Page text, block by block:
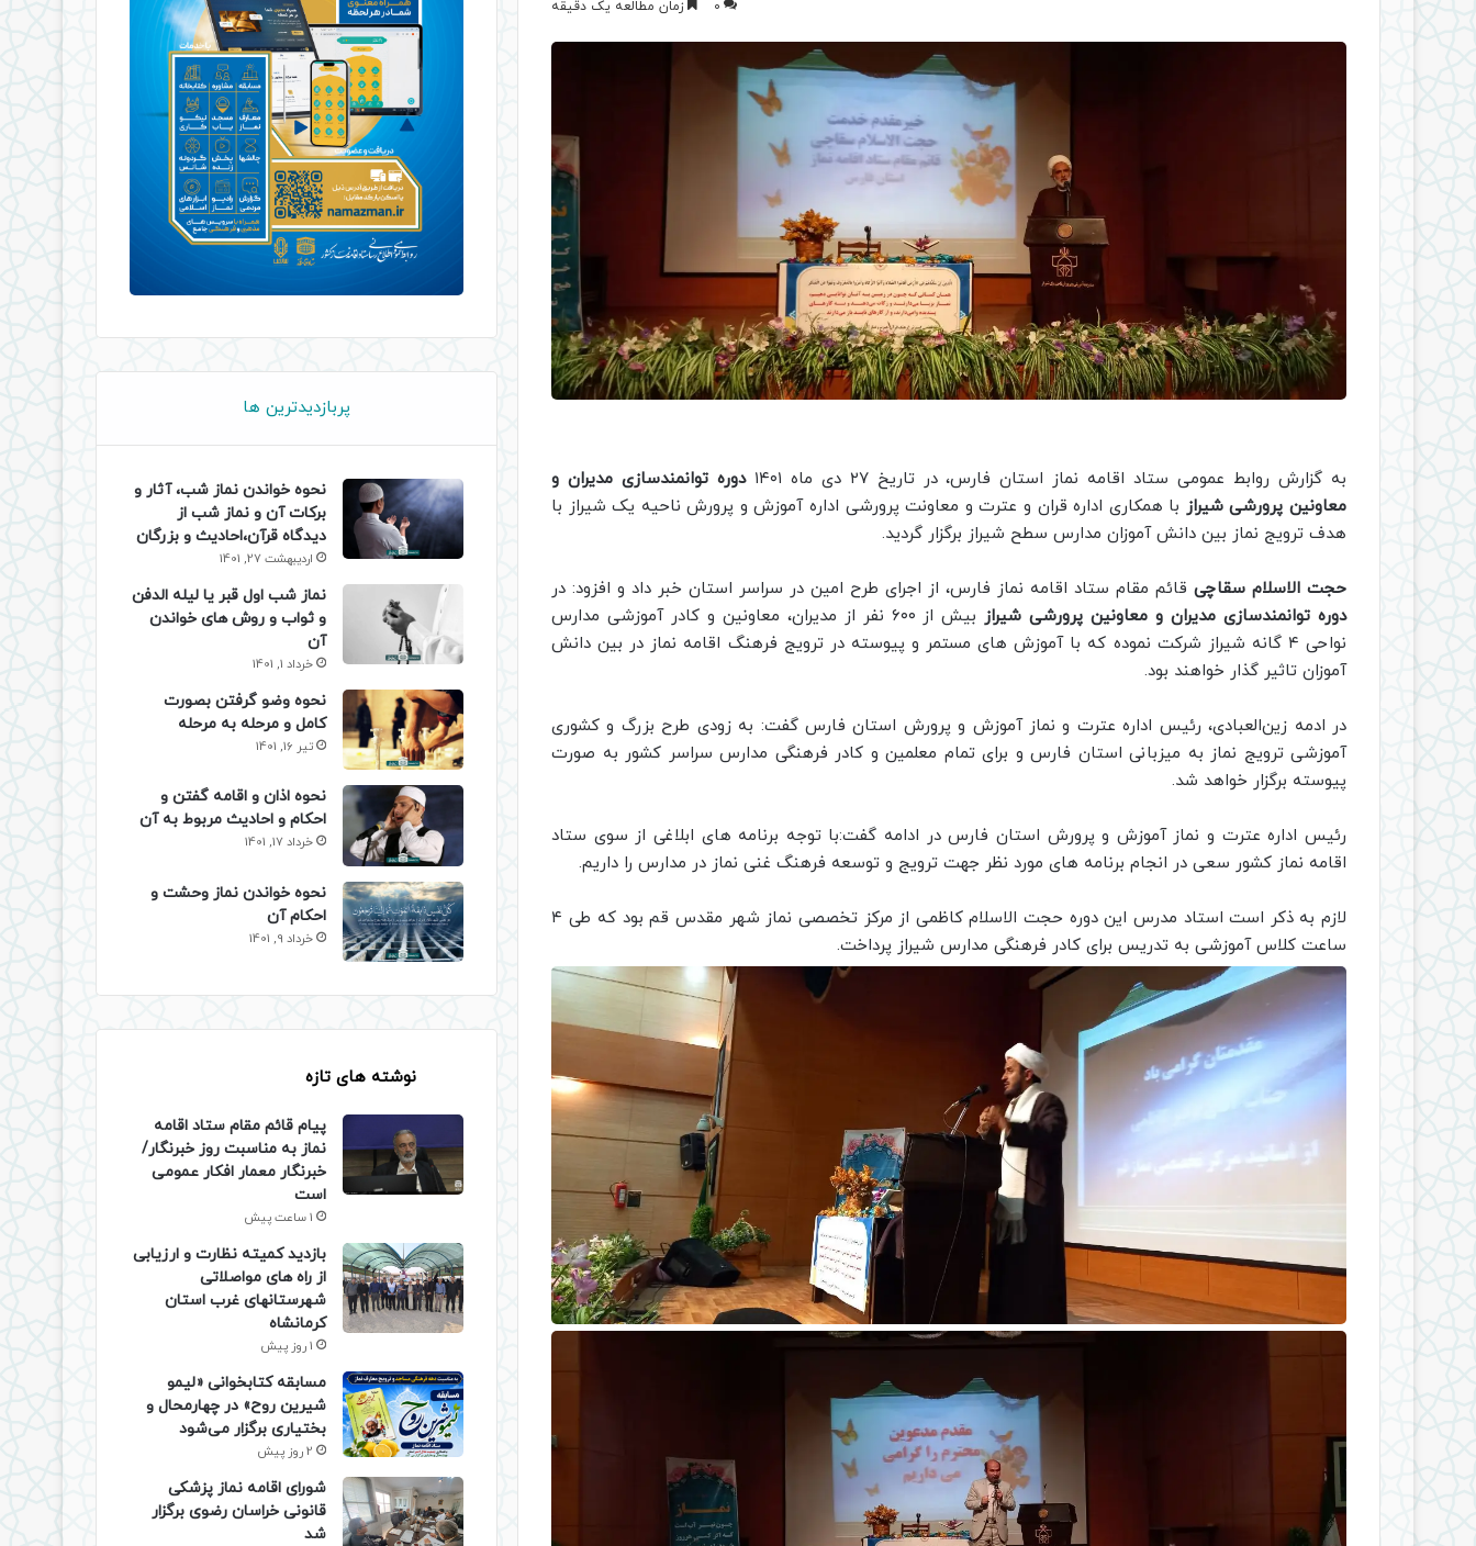
0 زمان مطالعه یک دقیقه
به گزارش روابط عمومی ستاد اقامه نماز استان فارس، در تاریخ ۲۷ دی ماه ۱۴۰۱
دوره توانمندسازی مدیران و
معاونین پرورشی شیراز با همکاری اداره قران و عترت و معاونت پرورشی اداره آموزش و پرورش ناحیه یک شیراز با
هدف ترویج نماز بین دانش آموزان مدارس سطح شیراز برگزار گردید.
حجت الاسلام سقاچی قائم مقام ستاد اقامه نماز فارس، از اجرای طرح امین در سراسر استان خبر داد و افزود: در
دوره توانمندسازی مدیران و معاونین پرورشی شیراز
بیش از ۶۰۰ نفر از مدیران، معاونین و کادر آموزشی مدارس
نواحی ۴ گانه شیراز شرکت نموده که با آموزش های مستمر و پیوسته در ترویج فرهنگ اقامه نماز در بین دانش
آموزان تاثیر گذار خواهند بود.
در ادمه زین‌العبادی، رئیس اداره‌ عترت‌ و‌ نماز‌ آموزش و پرورش استان‌ فارس‌ گفت: به‌ زودی‌ طرح‌ بزرگ و کشوری
آموزشی ترویج نماز به میزبانی استان فارس و برای تمام معلمین و کادر فرهنگی مدارس سراسر کشور به صورت
پیوسته برگزار خواهد شد.
رئیس اداره‌ عترت‌ و‌ نماز‌ آموزش و پرورش استان‌ فارس‌ در ادامه گفت:با توجه برنامه های ابلاغی از سوی ستاد
اقامه نماز کشور سعی در انجام برنامه های مورد نظر جهت ترویج و توسعه فرهنگ غنی نماز در مدارس را داریم.
لازم به ذکر است استاد‌ مدرس‌ این دوره حجت الاسلام کاظمی از مرکز تخصصی نماز شهر مقدس قم بود که طی ۴
ساعت کلاس آموزشی به تدریس برای کادر فرهنگی مدارس شیراز پرداخت.
پربازدیدترین ها
نحوه خواندن نماز شب، آثار و
برکات آن و نماز شب از
دیدگاه قرآن،احادیث و بزرگان
اردیبهشت 27, 1401
نماز شب اول قبر یا لیله الدفن
و ثواب و روش های خواندن
آن
خرداد 1, 1401
نحوه وضو گرفتن بصورت
کامل و مرحله به مرحله
تیر 16, 1401
نحوه اذان و اقامه گفتن و
احکام و احادیث مربوط به آن
خرداد 17, 1401
نحوه خواندن نماز وحشت و
احکام آن
خرداد 9, 1401
نوشته های تازه
پیام قائم مقام ستاد اقامه
نماز به مناسبت روز خبرنگار/
خبرنگار معمار افکار عمومی
است
1 ساعت پیش
بازدید کمیته نظارت و ارزیابی
از راه های مواصلاتی
شهرستانهای غرب استان
کرمانشاه
1 روز پیش
مسابقه کتابخوانی «لیمو
شیرین روح» در چهارمحال و
بختیاری برگزار می‌شود
2 روز پیش
شورای اقامه نماز پزشکی
قانونی خراسان رضوی برگزار
شد